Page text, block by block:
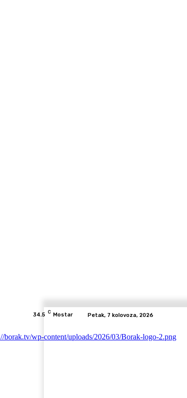
34.5 C Mostar Petak, 7 kolovoza, 2026